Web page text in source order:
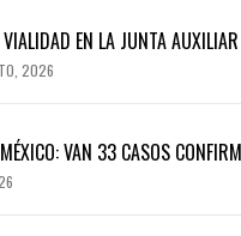
EN LA JUNTA
2026
VAN 33 CASOS